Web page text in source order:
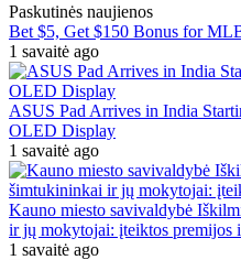
Paskutinės naujienos
Bet $5, Get $150 Bonus for
1 savaitė ago
ASUS Pad Arrives in India
OLED Display
1 savaitė ago
Kauno miesto savivaldybė
ir jų mokytojai: įteiktos premijos
1 savaitė ago